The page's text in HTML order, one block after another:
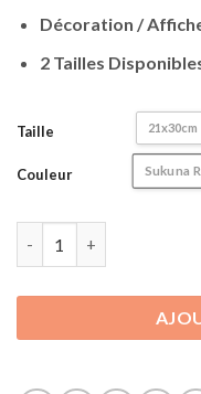
Décoration /
2 Tailles
Taille 21x30cm
Couleur Sukuna